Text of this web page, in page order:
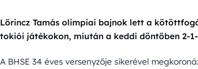
Lőrincz Tamás olimpiai bajnok lett a
tokiói játékokon, miután a keddi döntőben 2-
A BHSE 34 éves versenyzője sikerével